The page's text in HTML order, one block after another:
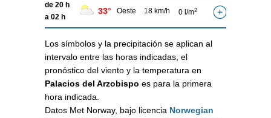
de 20 h
a 02 h
33° Oeste 18 km/h 0 l/m2
Los símbolos y la precipitación se aplican al
intervalo entre las horas indicadas, el
pronóstico del viento y la temperatura en
Palacios del Arzobispo es para la primera
hora indicada.
Datos Met Norway, bajo licencia Norwegian